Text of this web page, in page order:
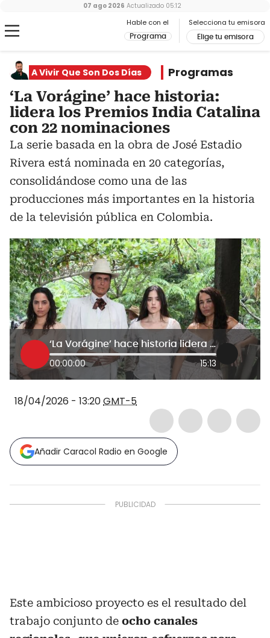
Hable con el
Programa
Selecciona tu emisora
Elige tu emisora
07 ago 2026 Actualizado 05:12
A Vivir Que Son Dos Días Programas
‘La Vorágine’ hace historia:
lidera los Premios India Catalina
con 22 nominaciones
La serie basada en la obra de José Estadio
Rivera está nominada en 20 categorías,
consolidándose como una de las
producciones más importantes en la historia
de la televisión pública en Colombia.
‘La Vorágine’ hace historia lidera los Premios India Catalina con 22 nominaciones
00:00:00 15:13
18/04/2026 - 13:20GMT-5
Añadir Caracol Radio en Google
Este ambicioso proyecto es el resultado del
trabajo conjunto de ocho canales